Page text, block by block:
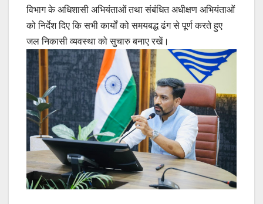
विभाग के अधिशासी अभियंताओं तथा संबंधित अधीक्षण अभियंताओं
को निर्देश दिए कि सभी कार्यों को समयबद्ध ढंग से पूर्ण करते हुए
जल निकासी व्यवस्था को सुचारु बनाए रखें।